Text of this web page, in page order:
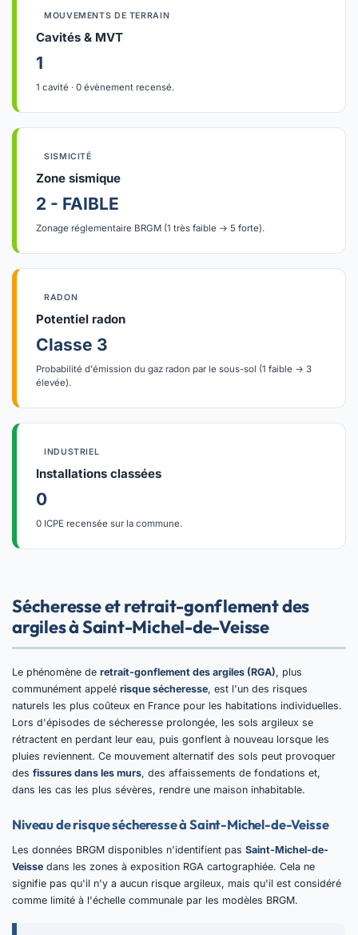
MOUVEMENTS DE TERRAIN
Cavités & MVT
1
1 cavité · 0 évènement recensé.
SISMICITÉ
Zone sismique
2 - FAIBLE
Zonage réglementaire BRGM (1 très faible → 5 forte).
RADON
Potentiel radon
Classe 3
Probabilité d'émission du gaz radon par le sous-sol (1 faible → 3
élevée).
INDUSTRIEL
Installations classées
0
0 ICPE recensée sur la commune.
Sécheresse et retrait-gonflement des
argiles à Saint-Michel-de-Veisse
Le phénomène de retrait-gonflement des argiles (RGA), plus
communément appelé risque sécheresse, est l'un des risques
naturels les plus coûteux en France pour les habitations individuelles.
Lors d'épisodes de sécheresse prolongée, les sols argileux se
rétractent en perdant leur eau, puis gonflent à nouveau lorsque les
pluies reviennent. Ce mouvement alternatif des sols peut provoquer
des fissures dans les murs, des affaissements de fondations et,
dans les cas les plus sévères, rendre une maison inhabitable.
Niveau de risque sécheresse à Saint-Michel-de-Veisse
Les données BRGM disponibles n'identifient pas Saint-Michel-de-
Veisse dans les zones à exposition RGA cartographiée. Cela ne
signifie pas qu'il n'y a aucun risque argileux, mais qu'il est considéré
comme limité à l'échelle communale par les modèles BRGM.